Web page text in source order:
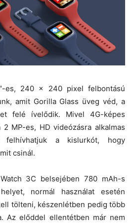
es, 240 x 240 pixel felbontású
amit Gorilla Glass üveg véd, a
felé ívelődik. Mivel 4G-képes
MP-es, HD videózásra alkalmas
felhívhatjuk a kislurkót, hogy
csinál.
3C belsejében 780 mAh-s
normál használat esetén
tölteni, készenlétben pedig több
Az előddel ellentétben már nem